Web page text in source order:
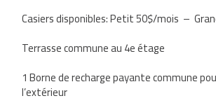
Casiers disponibles: Petit 50$/mois –
Terrasse commune au 4e étage
1 Borne de recharge payante commune
l’extérieur